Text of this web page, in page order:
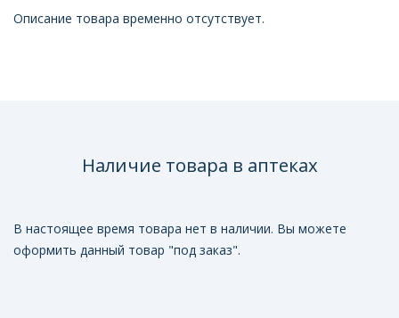
Описание товара временно отсутствует.
Наличие товара в аптеках
В настоящее время товара нет в наличии. Вы можете
оформить данный товар "под заказ".